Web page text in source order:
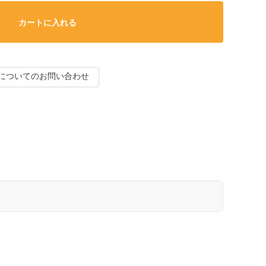
カートに入れる
ついてのお問い合わせ